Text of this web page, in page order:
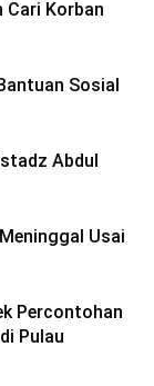
Cari Korban
Sosial
Abdul
Usai
Percontohan
Pulau